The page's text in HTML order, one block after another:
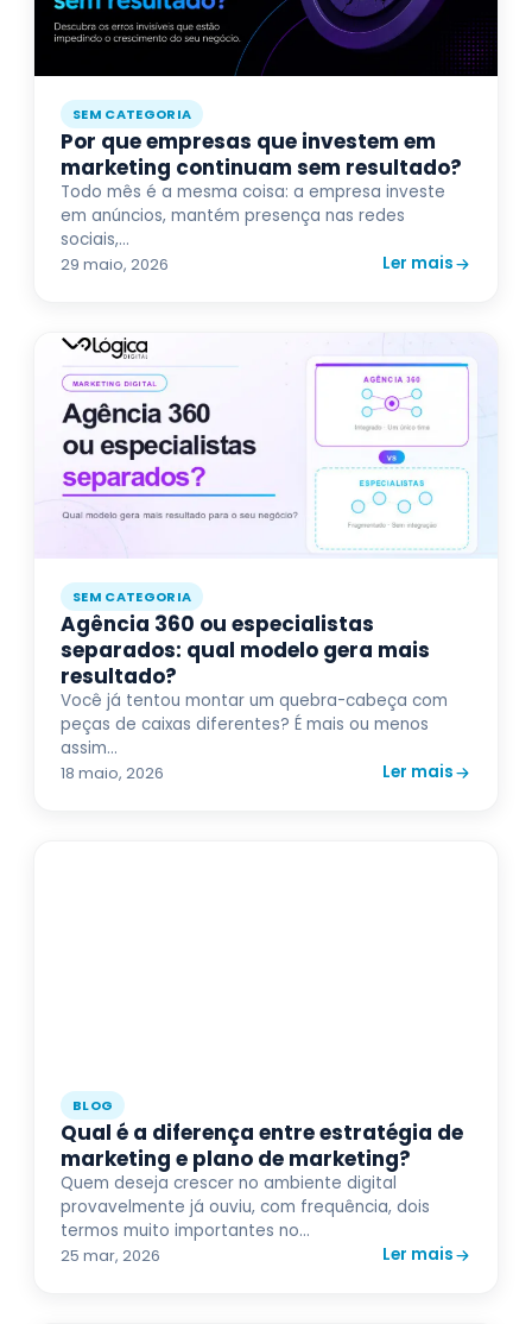
SEM CATEGORIA
Por que empresas que investem em
marketing continuam sem resultado?
Todo mês é a mesma coisa: a empresa investe
em anúncios, mantém presença nas redes
sociais,...
29 maio, 2026
Ler mais
SEM CATEGORIA
Agência 360 ou especialistas
separados: qual modelo gera mais
resultado?
Você já tentou montar um quebra-cabeça com
peças de caixas diferentes? É mais ou menos
assim...
18 maio, 2026
Ler mais
BLOG
Qual é a diferença entre estratégia de
marketing e plano de marketing?
Quem deseja crescer no ambiente digital
provavelmente já ouviu, com frequência, dois
termos muito importantes no...
25 mar, 2026
Ler mais